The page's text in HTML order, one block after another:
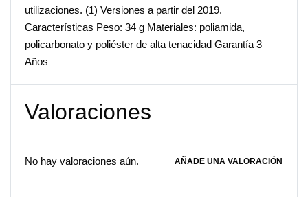
utilizaciones. (1) Versiones a partir del 2019.
Características Peso: 34 g Materiales: poliamida,
policarbonato y poliéster de alta tenacidad Garantía 3
Años
Valoraciones
No hay valoraciones aún. AÑADE UNA VALORACIÓN